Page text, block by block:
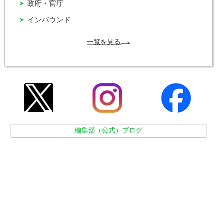
インバウンド
政府・官庁
一覧を見る
編集部（公式）ブログ